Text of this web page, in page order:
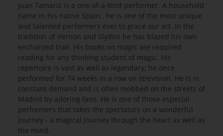
Juan Tamariz is a one-of-a-kind performer. A household
name in his native Spain , he is one of the most unique
and talented performers ever to grace our art. In the
tradition of Vernon and Slydini he has blazed his own
enchanted trail. His books on magic are required
reading for any thinking student of magic. His
repertoire is vast as well as legendary; he once
performed for 74 weeks in a row on television. He is in
constant demand and is often mobbed on the streets of
Madrid by adoring fans. He is one of those especial
performers that takes the spectators on a wonderful
journey - a magical journey through the heart as well as
the mind.